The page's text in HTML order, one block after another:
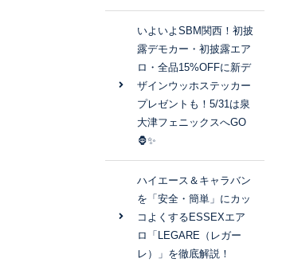
いよいよSBM関西！初披
露デモカー・初披露エア
ロ・全品15%OFFに新デ
ザインウッホステッカー
プレゼントも！5/31は泉
大津フェニックスへGO
🦍✨
ハイエース＆キャラバン
を「安全・簡単」にカッ
コよくするESSEXエア
ロ「LEGARE（レガー
レ）」を徹底解説！